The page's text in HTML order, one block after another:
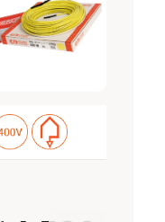
400V